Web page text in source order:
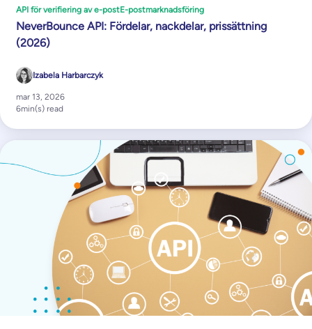
API för verifiering av e-postE-postmarknadsföring
NeverBounce API: Fördelar, nackdelar, prissättning
(2026)
Izabela Harbarczyk
mar 13, 2026
6min(s) read